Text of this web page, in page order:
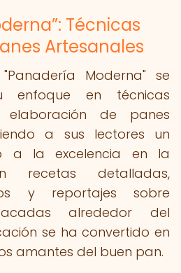
Técnicas
Artesanales
Moderna" se
enfoque en técnicas
de panes
a sus lectores un
a la excelencia en la
recetas detalladas,
y reportajes sobre
alrededor del
se ha convertido en
amantes del buen pan.